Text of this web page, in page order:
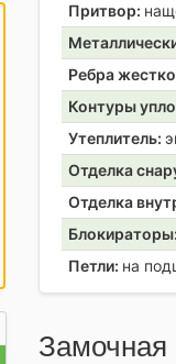
Притвор:
Ребра
Контуры
Утеплитель:
Отделка
Отделка
Блокираторы:
Петли: на
Замочная